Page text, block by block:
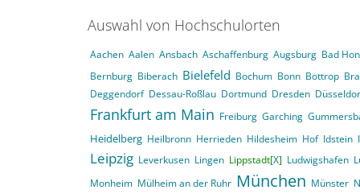
Auswahl von Hochschulorten
Aachen Aalen Ansbach Aschaffenburg Augsburg Bad
Bernburg Biberach Bielefeld Bochum Bonn Bottrop
Deggendorf Dessau-Roßlau Dortmund Dresden
Frankfurt am Main Freiburg Garching
Heidelberg Heilbronn Herrieden Hildesheim Hof Idstein
Leipzig Leverkusen Lingen Lippstadt[X] Ludwigshafen
Monheim Mülheim an der Ruhr München Münster